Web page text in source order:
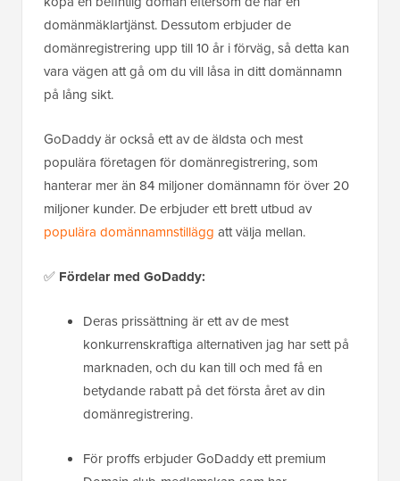
domänmäklartjänst. Dessutom erbjuder de
domänregistrering upp till 10 år i förväg, så detta kan
vara vägen att gå om du vill låsa in ditt domännamn
på lång sikt.
GoDaddy är också ett av de äldsta och mest
populära företagen för domänregistrering, som
hanterar mer än 84 miljoner domännamn för över 20
miljoner kunder. De erbjuder ett brett utbud av
populära domännamnstillägg att välja mellan.
✅ Fördelar med GoDaddy:
Deras prissättning är ett av de mest
konkurrenskraftiga alternativen jag har sett på
marknaden, och du kan till och med få en
betydande rabatt på det första året av din
domänregistrering.
För proffs erbjuder GoDaddy ett premium